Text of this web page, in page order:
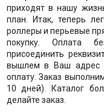
приходят в нашу
план. Итак, теперь
роллеры и перьевые
покупку. Оплата
присоединить
вышлем в Ваш адрес
оплату. Заказ
10 дней). Каталог
делайте заказ.